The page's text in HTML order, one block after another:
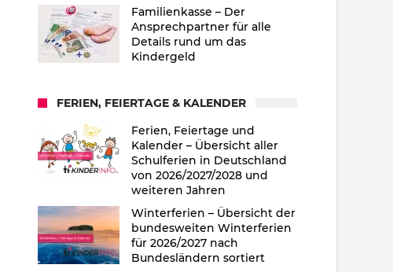
Familienkasse – Der
Ansprechpartner für alle
Details rund um das
Kindergeld
FERIEN, FEIERTAGE & KALENDER
Ferien, Feiertage und
Kalender – Übersicht aller
Schulferien in Deutschland
von 2026/2027/2028 und
weiteren Jahren
Winterferien – Übersicht der
bundesweiten Winterferien
für 2026/2027 nach
Bundesländern sortiert